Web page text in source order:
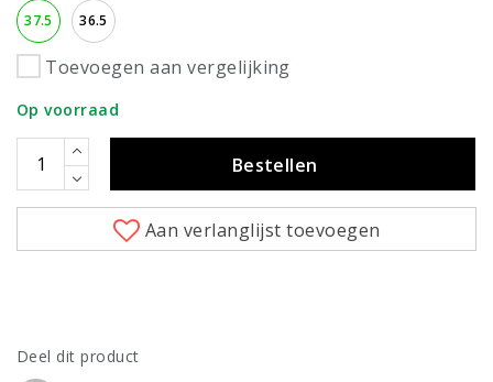
37.5 36.5
Toevoegen aan vergelijking
Op voorraad
Bestellen
Aan verlanglijst toevoegen
Deel dit product